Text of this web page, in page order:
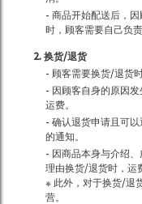
- 商品开始配送后，
时，顾客需要自己负责
2. 换货/退货
- 顾客需要换货/退货
- 因顾客自身的原因
运费。
- 确认退货申请且可
的通知。
- 因商品本身与介绍
理由换货/退货时，运
※ 此外，对于换货/退
营。